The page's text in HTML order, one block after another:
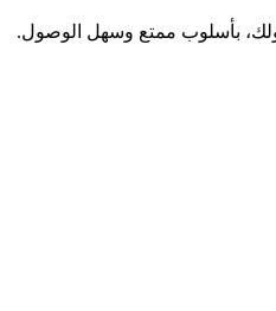
فضولك، بأسلوب ممتع وسهل الوصول.